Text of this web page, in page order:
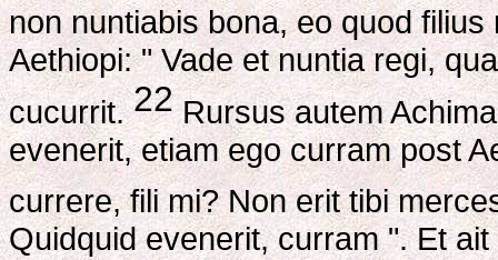
non nuntiabis bona, eo quod
Aethiopi: " Vade et nuntia regi,
cucurrit.22Rursus autem
evenerit, etiam ego curram post
currere, fili mi? Non erit tibi
Quidquid evenerit, curram ". Et